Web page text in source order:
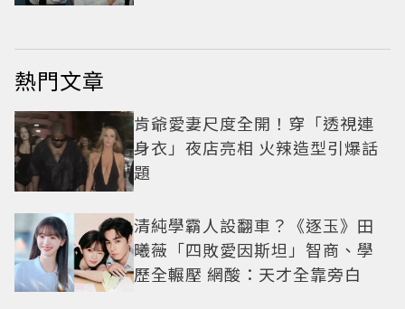
熱門文章
肯爺愛妻尺度全開！穿「透視連
身衣」夜店亮相 火辣造型引爆話
題
清純學霸人設翻車？《逐玉》田
曦薇「四敗愛因斯坦」智商、學
歷全輾壓 網酸：天才全靠旁白